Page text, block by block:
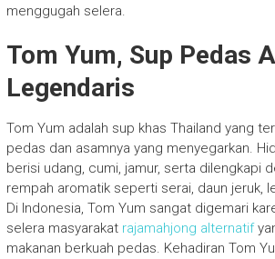
menggugah selera.
Tom Yum, Sup Pedas
Legendaris
Tom Yum adalah sup khas Thailand yang
pedas dan asamnya yang menyegarkan.
berisi udang, cumi, jamur, serta dilengkapi
rempah aromatik seperti serai, daun jeruk,
Di Indonesia, Tom Yum sangat digemari
selera masyarakat rajamahjong alternatif
makanan berkuah pedas. Kehadiran Tom